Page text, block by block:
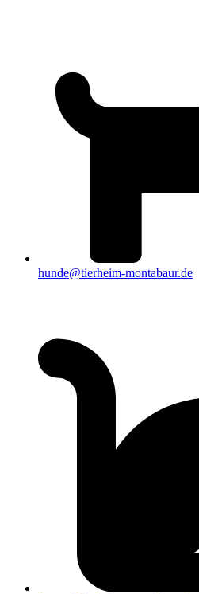
hunde@tierheim-montabaur.de